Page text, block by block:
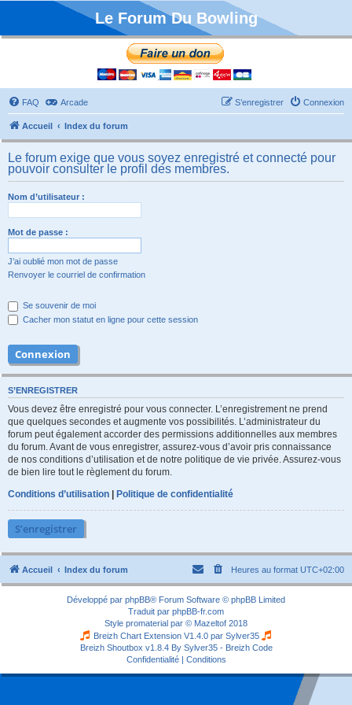
Le Forum Du Bowling
FAQ Arcade Connexion
S’enregistrer
Accueil Index du forum
Le forum exige que vous soyez enregistré et connecté pour
pouvoir consulter le profil des membres.
Nom d’utilisateur :
Mot de passe :
J’ai oublié mon mot de passe
Renvoyer le courriel de confirmation
Se souvenir de moi
Cacher mon statut en ligne pour cette session
S’ENREGISTRER
Vous devez être enregistré pour vous connecter. L’enregistrement ne prend
que quelques secondes et augmente vos possibilités. L’administrateur du
forum peut également accorder des permissions additionnelles aux membres
du forum. Avant de vous enregistrer, assurez-vous d’avoir pris connaissance
de nos conditions d’utilisation et de notre politique de vie privée. Assurez-vous
de bien lire tout le règlement du forum.
Conditions d’utilisation | Politique de confidentialité
S’enregistrer
Accueil Index du forum Heures au format UTC+02:00
Développé par phpBB® Forum Software © phpBB Limited
Traduit par phpBB-fr.com
Style promaterial par © Mazeltof 2018
Breizh Chart Extension V1.4.0 par Sylver35
Breizh Shoutbox v1.8.4 By Sylver35 - Breizh Code
Confidentialité| Conditions